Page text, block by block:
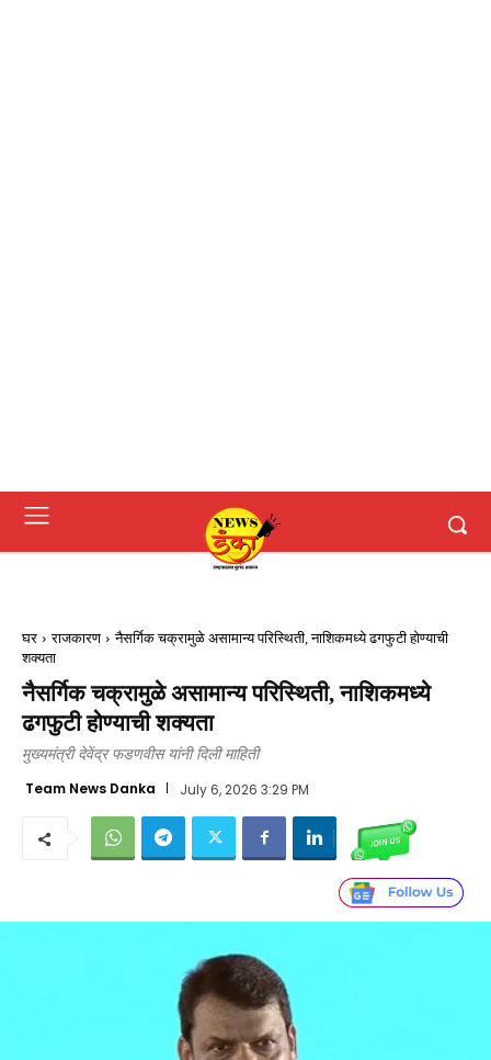
घर राजकारण
नैसर्गिक चक्रामुळे असामान्य परिस्थिती, नाशिकमध्ये ढगफुटी होण्याची
शक्यता
नैसर्गिक चक्रामुळे असामान्य परिस्थिती, नाशिकमध्ये
ढगफुटी होण्याची शक्यता
मुख्यमंत्री देवेंद्र फडणवीस यांनी दिली माहिती
Team News Danka July 6, 2026 3:29 PM